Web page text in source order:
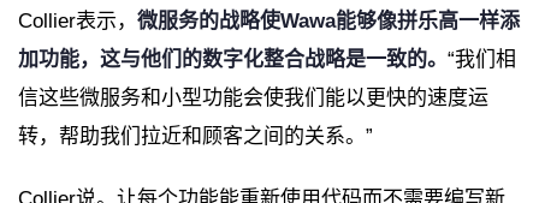
Collier表示， 微服务的战略使Wawa能够像拼乐高一样添
加功能，这与他们的数字化整合战略是一致的。 “我们相
信这些微服务和小型功能会使我们能以更快的速度运
转，帮助我们拉近和顾客之间的关系。”
Collier说。让每个功能能重新使用代码而不需要编写新